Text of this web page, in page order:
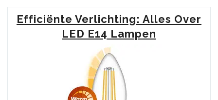
Efficiënte Verlichting: Alles Over
LED E14 Lampen